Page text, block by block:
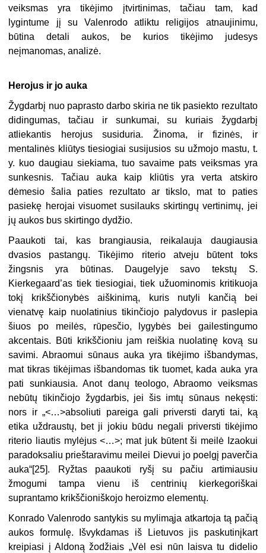
veiksmas yra tikėjimo įtvirtinimas, tačiau tam, kad
lygintume jį su Valenrodo atliktu religijos atnaujinimu,
būtina detali aukos, be kurios tikėjimo judesys
neįmanomas, analizė.
Herojus ir jo auka
Žygdarbį nuo paprasto darbo skiria ne tik pasiekto rezultato
didingumas, tačiau ir sunkumai, su kuriais žygdarbį
atliekantis herojus susiduria. Žinoma, ir fizinės, ir
mentalinės kliūtys tiesiogiai susijusios su užmojo mastu, t.
y. kuo daugiau siekiama, tuo savaime pats veiksmas yra
sunkesnis. Tačiau auka kaip kliūtis yra verta atskiro
dėmesio šalia paties rezultato ar tikslo, mat to paties
pasiekę herojai visuomet susilauks skirtingų vertinimų, jei
jų aukos bus skirtingo dydžio.
Paaukoti tai, kas brangiausia, reikalauja daugiausia
dvasios pastangų. Tikėjimo riterio atveju būtent toks
žingsnis yra būtinas. Daugelyje savo tekstų S.
Kierkegaard’as tiek tiesiogiai, tiek užuominomis kritikuoja
tokį krikščionybės aiškinimą, kuris nutyli kančią bei
vienatvę kaip nuolatinius tikinčiojo palydovus ir paslepia
šiuos po meilės, rūpesčio, lygybės bei gailestingumo
akcentais. Būti krikščioniu jam reiškia nuolatinę kovą su
savimi. Abraomui sūnaus auka yra tikėjimo išbandymas,
mat tikras tikėjimas išbandomas tik tuomet, kada auka yra
pati sunkiausia. Anot danų teologo, Abraomo veiksmas
nebūtų tikinčiojo žygdarbis, jei šis imtų sūnaus nekęsti:
nors ir „<…>absoliuti pareiga gali priversti daryti tai, ką
etika uždraustų, bet ji jokiu būdu negali priversti tikėjimo
riterio liautis mylėjus <…>; mat juk būtent ši meilė Izaokui
paradoksaliu prieštaravimu meilei Dievui jo poelgį paverčia
auka“[25]. Ryžtas paaukoti ryšį su pačiu artimiausiu
žmogumi tampa vienu iš centrinių kierkegoriškai
suprantamo krikščioniškojo heroizmo elementų.
Konrado Valenrodo santykis su mylimąja atkartoja tą pačią
aukos formulę. Išvykdamas iš Lietuvos jis paskutinįkart
kreipiasi į Aldoną žodžiais „Vėl esi nūn laisva tu didelio